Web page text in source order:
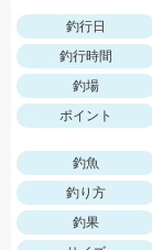
釣行日
釣行時間
釣場
ポイント
釣魚
釣り方
釣果